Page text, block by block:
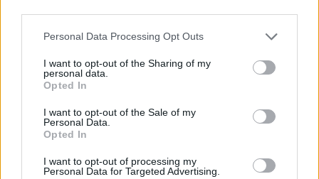
Personal Data Processing Opt Outs
I want to opt-out of the Sharing of my
personal data.
Opted In
I want to opt-out of the Sale of my
Personal Data.
Opted In
I want to opt-out of processing my
Personal Data for Targeted Advertising.
Esim for Global
Esim for USA|Esim for Italy| Esim for Spain|Esim